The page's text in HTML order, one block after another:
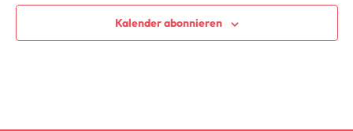
Kalender abonnieren